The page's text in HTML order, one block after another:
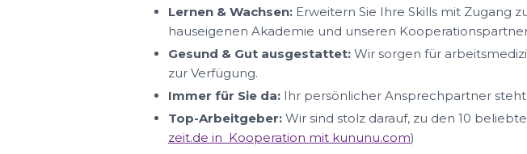
Lernen & Wachsen: Erweitern Sie Ihre Skills mit Zugang
hauseigenen Akademie und unseren
Gesund & Gut ausgestattet: Wir sorgen für
zur Verfügung.
Immer für Sie da: Ihr persönlicher Ansprechpartner
Top-Arbeitgeber: Wir sind stolz darauf, zu den 10
zeit.de in Kooperation mit kununu.com)